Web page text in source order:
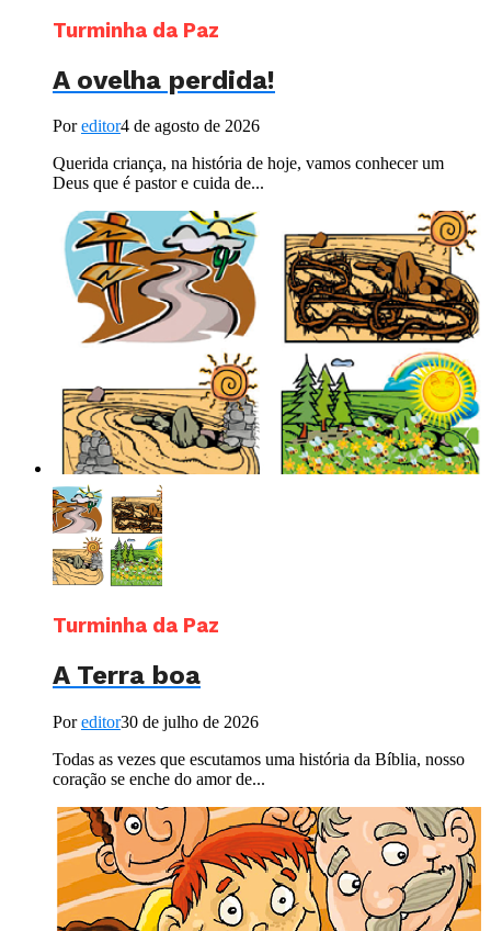
Turminha da Paz
A ovelha perdida!
Poreditor4 de agosto de 2026
Querida criança, na história de hoje, vamos conhecer um
Deus que é pastor e cuida de...
Turminha da Paz
A Terra boa
Poreditor30 de julho de 2026
Todas as vezes que escutamos uma história da Bíblia, nosso
coração se enche do amor de...